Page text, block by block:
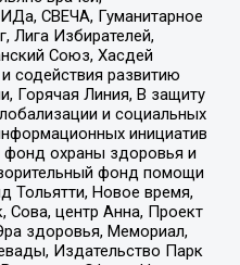
СВЕЧА, Гуманитарное
Лига Избирателей,
Союз, Хасдей
содействия развитию
Горячая Линия, В защиту
и социальных
инициатив
фонд охраны здоровья и
фонд помощи
Тольятти, Новое время,
Сова, центр Анна, Проект
здоровья, Мемориал,
Издательство Парк